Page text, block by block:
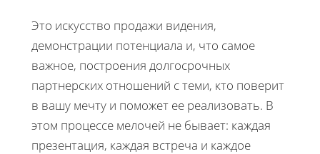
Это искусство продажи видения,
демонстрации потенциала и, что самое
важное, построения долгосрочных
партнерских отношений с теми, кто поверит
в вашу мечту и поможет ее реализовать. В
этом процессе мелочей не бывает: каждая
презентация, каждая встреча и каждое